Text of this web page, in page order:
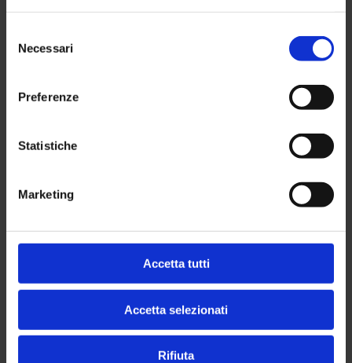
delNecessari
Preferenze
Statistiche
Marketing
Accetta tutti
Accetta selezionati
Rifiuta
In automobile
Mappa interattiva